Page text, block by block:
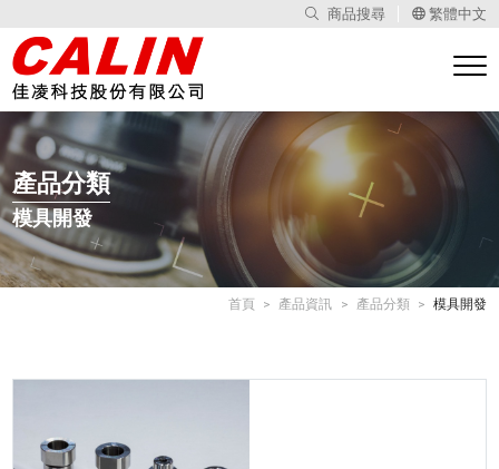
商品搜尋 繁體中文
產品分類
模具開發
首頁 產品資訊 產品分類 模具開發